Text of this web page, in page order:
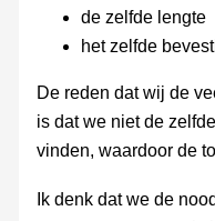
de zelfde lengte
het zelfde
De reden dat wij de
is dat we niet de
vinden, waardoor de
Ik denk dat we de